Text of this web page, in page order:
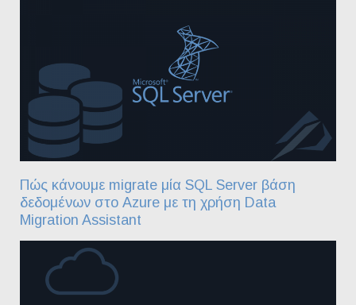
Πώς κάνουμε migrate μία SQL Server βάση
δεδομένων στο Azure με τη χρήση Data
Migration Assistant